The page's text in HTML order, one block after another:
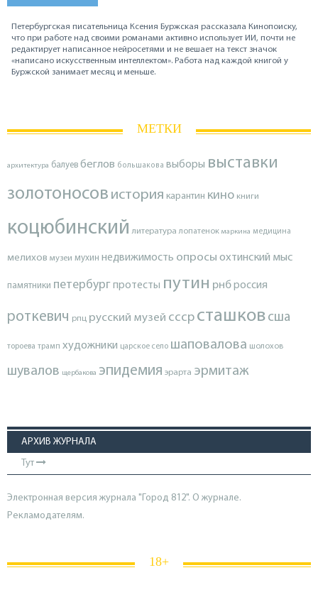
Петербургская писательница Ксения Буржская рассказала Кинопоиску,
что при работе над своими романами активно использует ИИ, почти не
редактирует написанное нейросетями и не вешает на текст значок
«написано искусственным интеллектом». Работа над каждой книгой у
Буржской занимает месяц и меньше.
МЕТКИ
архитектура балуев беглов большакова выборы выставки
золотоносов история карантин кино книги
коцюбинский литература лопатенок маркина медицина
мелихов музеи мухин недвижимость опросы охтинский мыс
памятники петербургпротесты путин рнброссия
роткевич рпц русский музей ссср сташков сша
тороева трамп художники царское село шаповалова шолохов
шувалов щербакова эпидемия эрарта эрмитаж
АРХИВ ЖУРНАЛА
Тут
Электронная версия журнала "Город 812". О журнале.
Рекламодателям.
18+